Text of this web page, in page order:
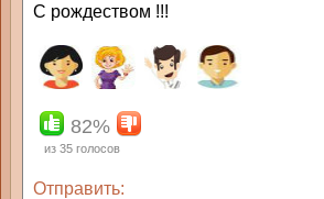
С рождеством !!!
82%
из 35 голосов
Отправить: